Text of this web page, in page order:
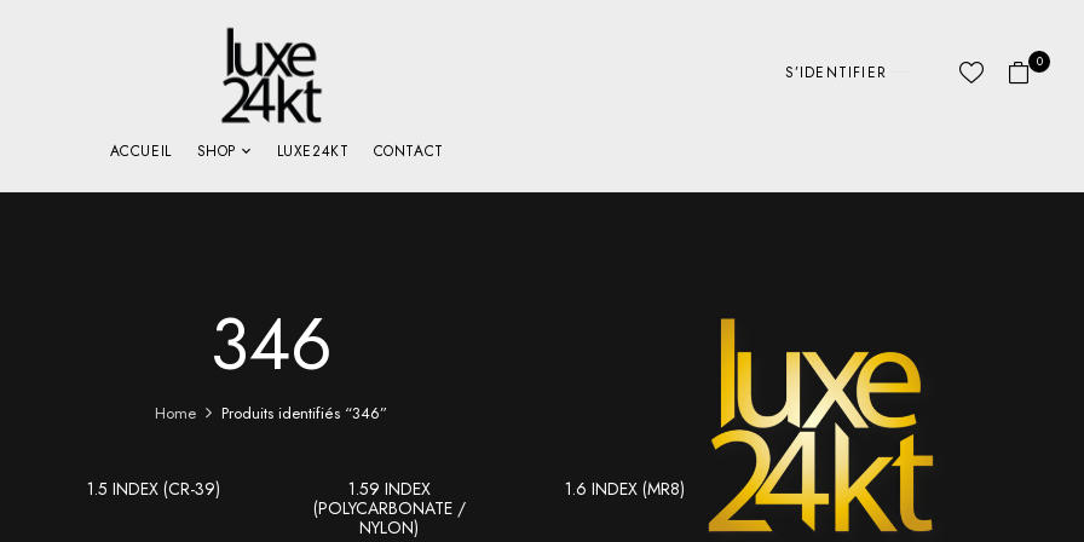
S’IDENTIFIER
0
ACCUEIL SHOP LUXE24KT CONTACT
346
Home Produits identifiés “346”
1.5 INDEX (CR-39)
1.59 INDEX
(POLYCARBONATE /
NYLON)
1.6 INDEX (MR8) ABC LINES